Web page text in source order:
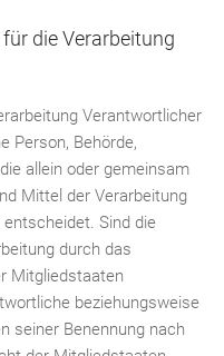
die Verarbeitung
Verantwortlicher
Person, Behörde,
allein oder gemeinsam
Mittel der Verarbeitung
Sind die
durch das
Mitgliedstaaten
beziehungsweise
seiner Benennung nach